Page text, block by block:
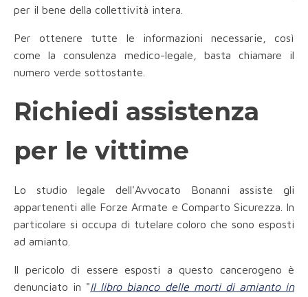
per il bene della collettività intera.
Per ottenere tutte le informazioni necessarie, così
come la consulenza medico-legale, basta chiamare il
numero verde sottostante.
Richiedi assistenza
per le vittime
Lo studio legale dell'Avvocato Bonanni assiste gli
appartenenti alle Forze Armate e Comparto Sicurezza. In
particolare si occupa di tutelare coloro che sono esposti
ad amianto.
Il pericolo di essere esposti a questo cancerogeno è
denunciato in "Il libro bianco delle morti di amianto in